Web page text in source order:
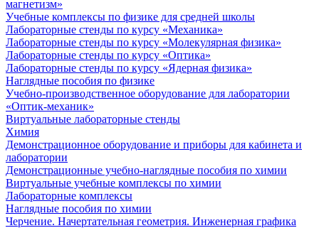
магнетизм»
Учебные комплексы по физике для средней школы
Лабораторные стенды по курсу «Механика»
Лабораторные стенды по курсу «Молекулярная физика»
Лабораторные стенды по курсу «Оптика»
Лабораторные стенды по курсу «Ядерная физика»
Наглядные пособия по физике
Учебно-производственное оборудование для лаборатории
«Оптик-механик»
Виртуальные лабораторные стенды
Химия
Демонстрационное оборудование и приборы для кабинета и
лаборатории
Демонстрационные учебно-наглядные пособия по химии
Виртуальные учебные комплексы по химии
Лабораторные комплексы
Наглядные пособия по химии
Черчение. Начертательная геометрия. Инженерная графика